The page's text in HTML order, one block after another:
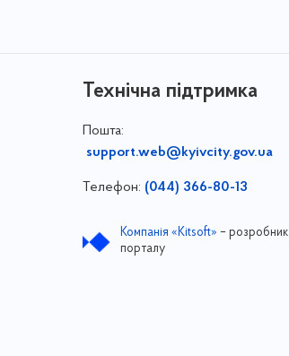
Технічна підтримка
Пошта:
support.web@kyivcity.gov.ua
Телефон: (044) 366-80-13
Компанія «Kitsoft» – розробник
порталу